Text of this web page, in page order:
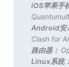
iOS苹果手
Android安
Clash for
路由器：
Linux系统：